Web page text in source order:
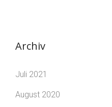
Archiv
Juli 2021
August 2020